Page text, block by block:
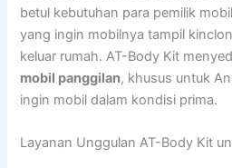
betul kebutuhan para pemilik
yang ingin mobilnya tampil
keluar rumah. AT-Body Kit
mobil panggilan, khusus untuk
ingin mobil dalam kondisi prima.
Layanan Unggulan AT-Body Kit